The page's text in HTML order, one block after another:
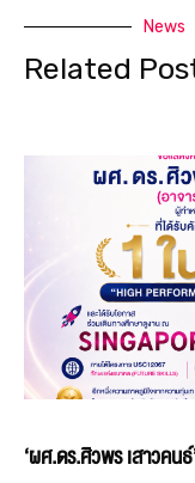
News
Related
‘ผศ.ดร.ศิวพร เสาวคน